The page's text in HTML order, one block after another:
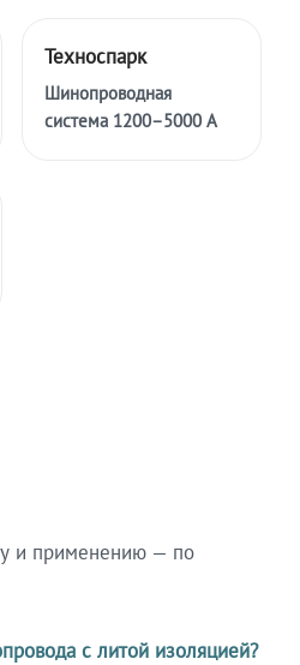
Техноспарк
Шинопроводная
система 1200–5000 А
и применению — по
с литой изоляцией?